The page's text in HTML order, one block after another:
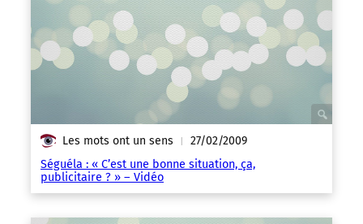
Les mots ont un sens | 27/02/2009
Séguéla : « C’est une bonne situation, ça,
publicitaire ? » – Vidéo